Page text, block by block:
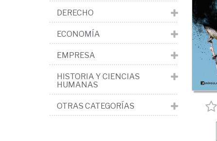
DERECHO
ECONOMÍA
EMPRESA
HISTORIA Y CIENCIAS
HUMANAS
OTRAS CATEGORÍAS